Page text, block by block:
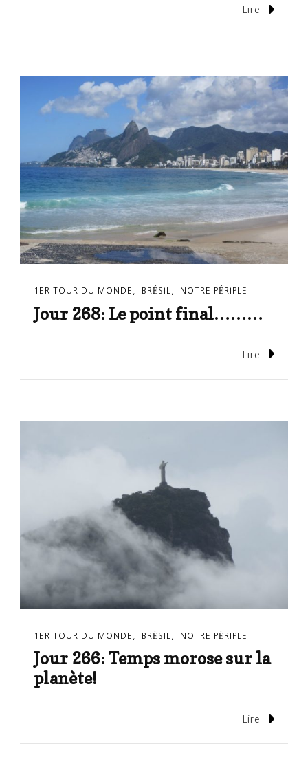
Lire
1ER TOUR DU MONDE BRÉSIL NOTRE PÉRIPLE
Jour 268: Le point final………
Lire
1ER TOUR DU MONDE BRÉSIL NOTRE PÉRIPLE
Jour 266: Temps morose sur la
planète!
Lire